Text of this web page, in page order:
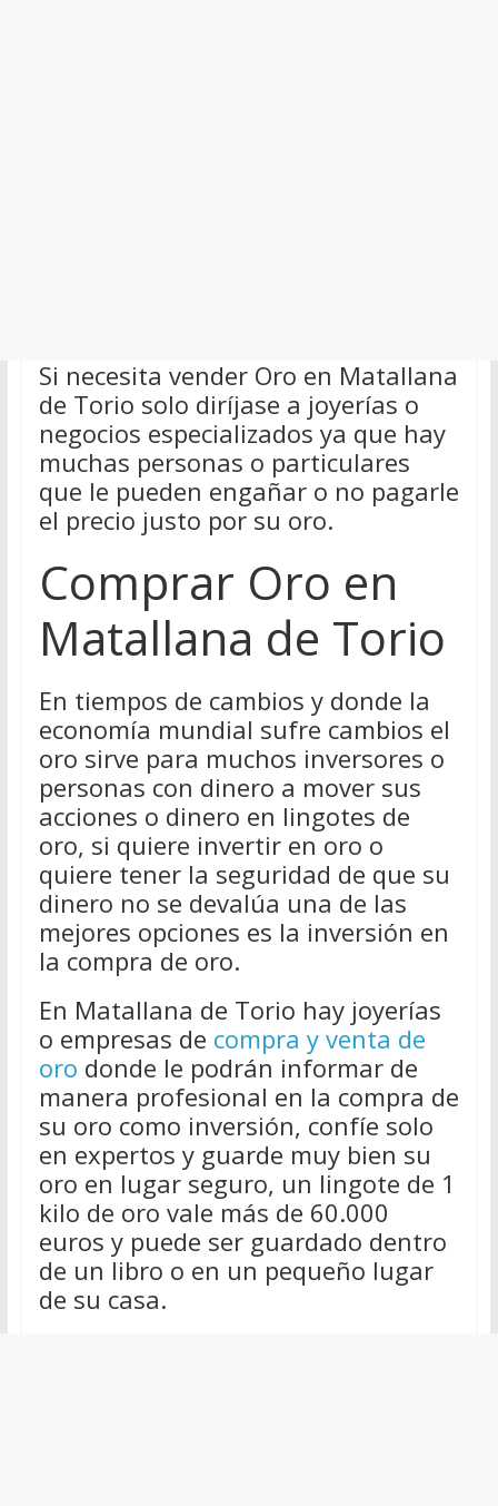
Si necesita vender Oro en Matallana
de Torio solo diríjase a joyerías o
negocios especializados ya que hay
muchas personas o particulares
que le pueden engañar o no pagarle
el precio justo por su oro.
Comprar Oro en
Matallana de Torio
En tiempos de cambios y donde la
economía mundial sufre cambios el
oro sirve para muchos inversores o
personas con dinero a mover sus
acciones o dinero en lingotes de
oro, si quiere invertir en oro o
quiere tener la seguridad de que su
dinero no se devalúa una de las
mejores opciones es la inversión en
la compra de oro.
En Matallana de Torio hay joyerías
o empresas de compra y venta de
oro donde le podrán informar de
manera profesional en la compra de
su oro como inversión, confíe solo
en expertos y guarde muy bien su
oro en lugar seguro, un lingote de 1
kilo de oro vale más de 60.000
euros y puede ser guardado dentro
de un libro o en un pequeño lugar
de su casa.